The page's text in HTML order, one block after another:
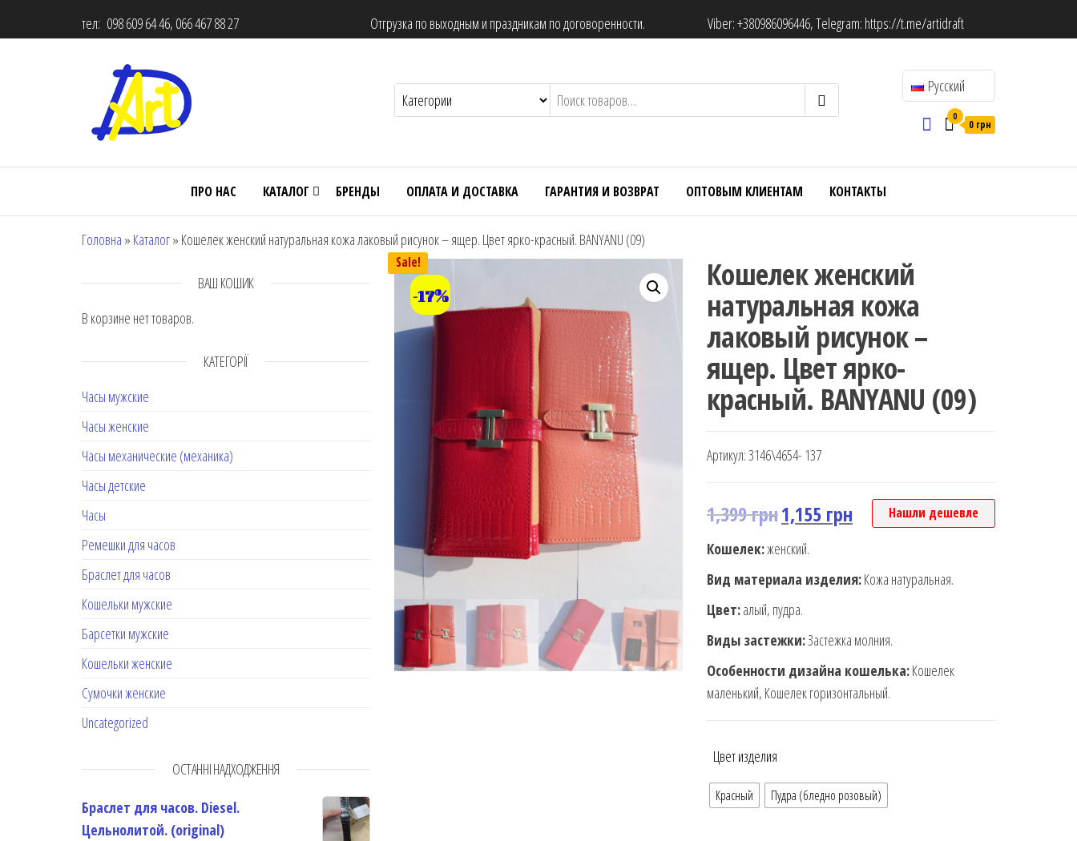
тел: 098 609 64 46, 066 467 88 27 Отгрузка по выходным и праздникам по договоренности. Viber:+380986096446, Telegram: https://t.me/artidraft
Русский
0
0 грн
ПРО НАС КАТАЛОГ БРЕНДЫ ОПЛАТА И ДОСТАВКА ГАРАНТИЯ И ВОЗВРАТ ОПТОВЫМ КЛИЕНТАМ КОНТАКТЫ
Головна » Каталог» Кошелек женский натуральная кожа лаковый рисунок – ящер. Цвет ярко-красный. BANYANU (09)
ВАШ КОШИК
В корзине нет товаров.
КАТЕГОРІЇ
Часы мужские
Часы женские
Часы механические (механика)
Часы детские
Часы
Ремешки для часов
Браслет для часов
Кошельки мужские
Барсетки мужские
Кошельки женские
Сумочки женские
Uncategorized
ОСТАННІ НАДХОДЖЕННЯ
Браслет для часов. Diesel.
Цельнолитой. (original)
Sale!
-17%
Кошелек женский
натуральная кожа
лаковый рисунок –
ящер. Цвет ярко-
красный. BANYANU (09)
Артикул:3146\4654- 137
1,399грн1,155 грн Нашли дешевле
Кошелек:женский.
Вид материала изделия:Кожа натуральная.
Цвет:алый, пудра.
Виды застежки:Застежка молния.
Особенности дизайна кошелька:Кошелек
маленький, Кошелек горизонтальный.
Цвет изделия
Красный Пудра (бледно розовый)